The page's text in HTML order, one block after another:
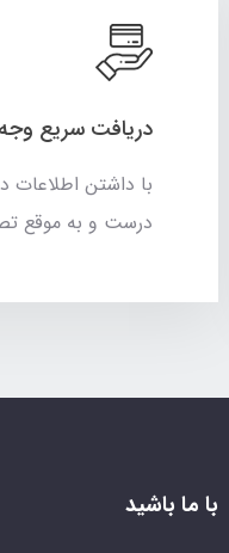
دریافت سریع وجه
با داشتن اطلاعات
درست و به موقع
با ما باشید